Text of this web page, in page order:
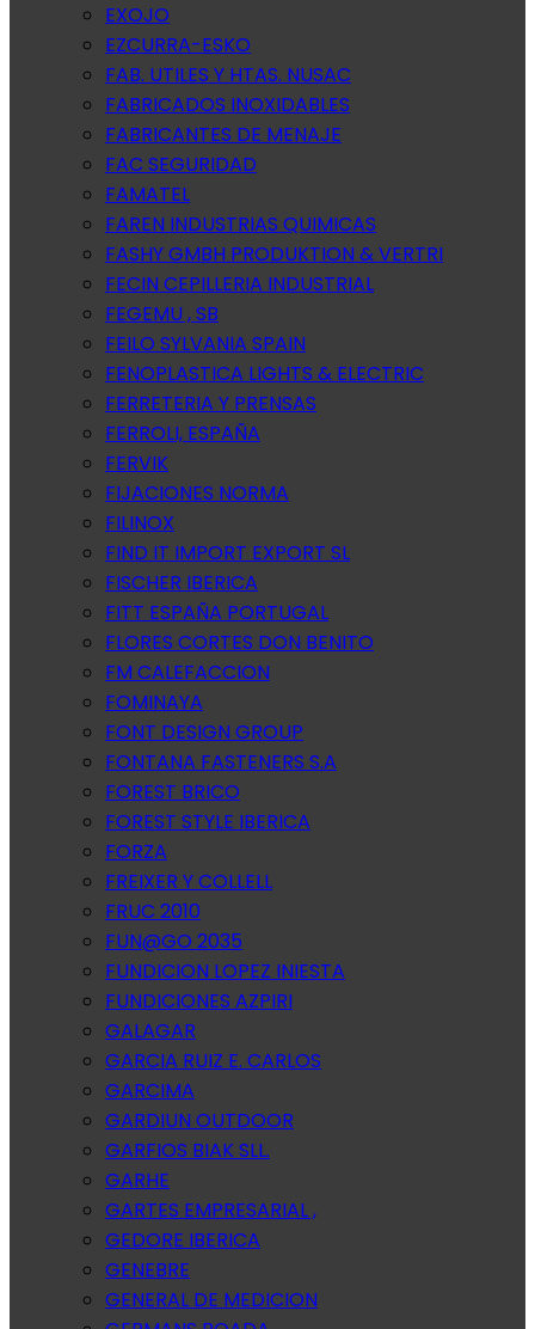
EXOJO
EZCURRA-ESKO
FAB. UTILES Y HTAS. NUSAC
FABRICADOS INOXIDABLES
FABRICANTES DE MENAJE
FAC SEGURIDAD
FAMATEL
FAREN INDUSTRIAS QUIMICAS
FASHY GMBH PRODUKTION & VERTRI
FECIN CEPILLERIA INDUSTRIAL
FEGEMU , SB
FEILO SYLVANIA SPAIN
FENOPLASTICA LIGHTS & ELECTRIC
FERRETERIA Y PRENSAS
FERROLI, ESPAÑA
FERVIK
FIJACIONES NORMA
FILINOX
FIND IT IMPORT EXPORT SL
FISCHER IBERICA
FITT ESPAÑA PORTUGAL
FLORES CORTES DON BENITO
FM CALEFACCION
FOMINAYA
FONT DESIGN GROUP
FONTANA FASTENERS S.A
FOREST BRICO
FOREST STYLE IBERICA
FORZA
FREIXER Y COLLELL
FRUC 2010
FUN@GO 2035
FUNDICION LOPEZ INIESTA
FUNDICIONES AZPIRI
GALAGAR
GARCIA RUIZ E. CARLOS
GARCIMA
GARDIUN OUTDOOR
GARFIOS BIAK SLL.
GARHE
GARTES EMPRESARIAL ,
GEDORE IBERICA
GENEBRE
GENERAL DE MEDICION